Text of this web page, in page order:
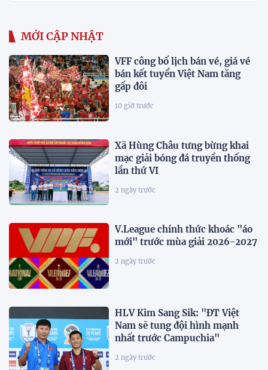
MỚI CẬP NHẬT
VFF công bố lịch bán vé, giá vé
bán kết tuyển Việt Nam tăng
gấp đôi
10 giờ trước
Xã Hùng Châu tưng bừng khai
mạc giải bóng đá truyền thống
lần thứ VI
2 ngày trước
V.League chính thức khoác "áo
mới" trước mùa giải 2026-2027
2 ngày trước
HLV Kim Sang Sik: "ĐT Việt
Nam sẽ tung đội hình mạnh
nhất trước Campuchia"
2 ngày trước